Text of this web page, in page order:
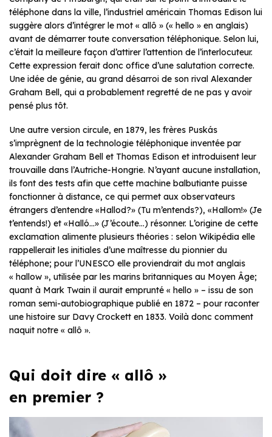
téléphone dans la ville, l’industriel américain Thomas Edison lui
suggère alors d’intégrer le mot « allô » (« hello » en anglais)
avant de démarrer toute conversation téléphonique. Selon lui,
c’était la meilleure façon d’attirer l’attention de l’interlocuteur.
Cette expression ferait donc office d’une salutation correcte.
Une idée de génie, au grand désarroi de son rival Alexander
Graham Bell, qui a probablement regretté de ne pas y avoir
pensé plus tôt.
Une autre version circule, en 1879, les frères Puskás
s’imprègnent de la technologie téléphonique inventée par
Alexander Graham Bell et Thomas Edison et introduisent leur
trouvaille dans l’Autriche-Hongrie. N’ayant aucune installation,
ils font des tests afin que cette machine balbutiante puisse
fonctionner à distance, ce qui permet aux observateurs
étrangers d’entendre «Hallod?» (Tu m’entends?), «Hallom!» (Je
t’entends!) et «Halló…» (J’écoute…) résonner. L’origine de cette
exclamation alimente plusieurs théories : selon Wikipédia elle
rappellerait les initiales d’une maîtresse du pionnier du
téléphone; pour l’UNESCO elle proviendrait du mot anglais
« hallow », utilisée par les marins britanniques au Moyen Âge;
quant à Mark Twain il aurait emprunté « hello » – issu de son
roman semi-autobiographique publié en 1872 – pour raconter
une histoire sur Davy Crockett en 1833. Voilà donc comment
naquit notre « allô ».
Qui doit dire « allô »
en premier ?